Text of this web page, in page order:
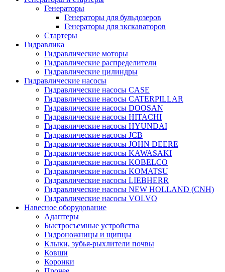
Генераторы
Генераторы для бульдозеров
Генераторы для экскаваторов
Стартеры
Гидравлика
Гидравлические моторы
Гидравлические распределители
Гидравлические цилиндры
Гидравлические насосы
Гидравлические насосы CASE
Гидравлические насосы CATERPILLAR
Гидравлические насосы DOOSAN
Гидравлические насосы HITACHI
Гидравлические насосы HYUNDAI
Гидравлические насосы JCB
Гидравлические насосы JOHN DEERE
Гидравлические насосы KAWASAKI
Гидравлические насосы KOBELCO
Гидравлические насосы KOMATSU
Гидравлические насосы LIEBHERR
Гидравлические насосы NEW HOLLAND (CNH)
Гидравлические насосы VOLVO
Навесное оборудование
Адаптеры
Быстросъемные устройства
Гидроножницы и щипцы
Клыки, зубья-рыхлители почвы
Ковши
Коронки